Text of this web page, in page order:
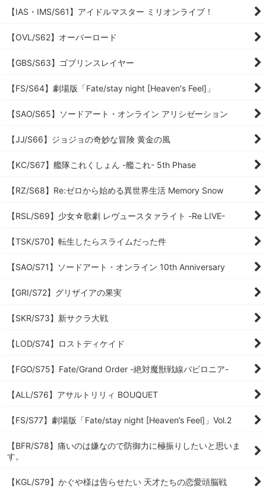
【IAS・IMS/S61】アイドルマスター ミリオンライブ！
【OVL/S62】オーバーロード
【GBS/S63】ゴブリンスレイヤー
【FS/S64】劇場版「Fate/stay night [Heaven's Feel]」
【SAO/S65】ソードアート・オンライン アリシゼーション
【JJ/S66】ジョジョの奇妙な冒険 黄金の風
【KC/S67】艦隊これくしょん -艦これ- 5th Phase
【RZ/S68】Re:ゼロから始める異世界生活 Memory Snow
【RSL/S69】少女☆歌劇 レヴュースタァライト -Re LIVE-
【TSK/S70】転生したらスライムだった件
【SAO/S71】ソードアート・オンライン 10th Anniversary
【GRI/S72】グリザイアの果実
【SKR/S73】新サクラ大戦
【LOD/S74】ロストディケイド
【FGO/S75】Fate/Grand Order -絶対魔獣戦線バビロニア-
【ALL/S76】アサルトリリィ BOUQUET
【FS/S77】劇場版「Fate/stay night [Heaven’s Feel]」Vol.2
【BFR/S78】痛いのは嫌なので防御力に極振りしたいと思いま
す。
【KGL/S79】かぐや様は告らせたい 天才たちの恋愛頭脳戦